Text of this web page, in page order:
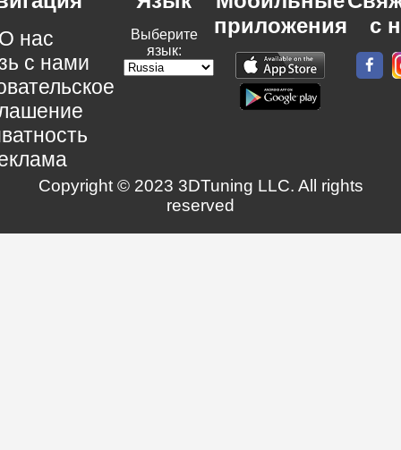
нас
с нами
Выберите
язык:
приложения
с
Copyright © 2023 3DTuning LLC. All rights
reserved